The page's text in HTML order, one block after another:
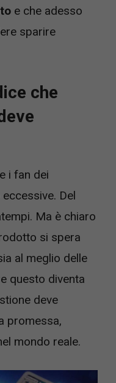
e che adesso
sparire
che
i fan dei
Del
Ma è chiaro
si spera
al meglio delle
questo diventa
deve
promessa,
mondo reale.